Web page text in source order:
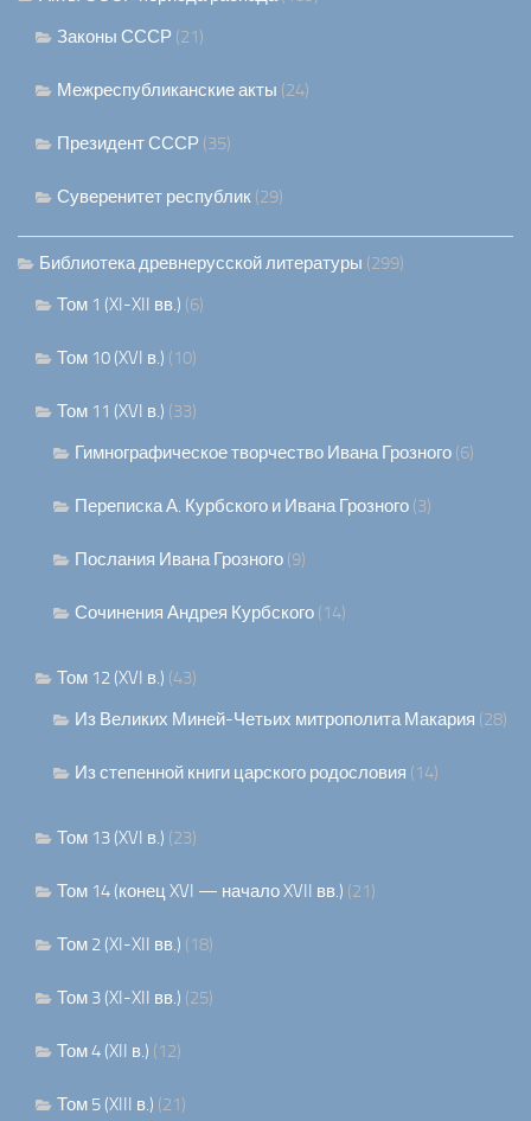
Законы СССР (21)
Межреспубликанские акты (24)
Президент СССР (35)
Суверенитет республик (29)
Библиотека древнерусской литературы (299)
Том 1 (XI-XII вв.) (6)
Том 10 (XVI в.) (10)
Том 11 (XVI в.) (33)
Гимнографическое творчество Ивана Грозного (6)
Переписка А. Курбского и Ивана Грозного (3)
Послания Ивана Грозного (9)
Сочинения Андрея Курбского (14)
Том 12 (XVI в.) (43)
Из Великих Миней-Четьих митрополита Макария (28)
Из степенной книги царского родословия (14)
Том 13 (XVI в.) (23)
Том 14 (конец XVI — начало XVII вв.) (21)
Том 2 (XI-XII вв.) (18)
Том 3 (XI-XII вв.) (25)
Том 4 (XII в.) (12)
Том 5 (XIII в.) (21)